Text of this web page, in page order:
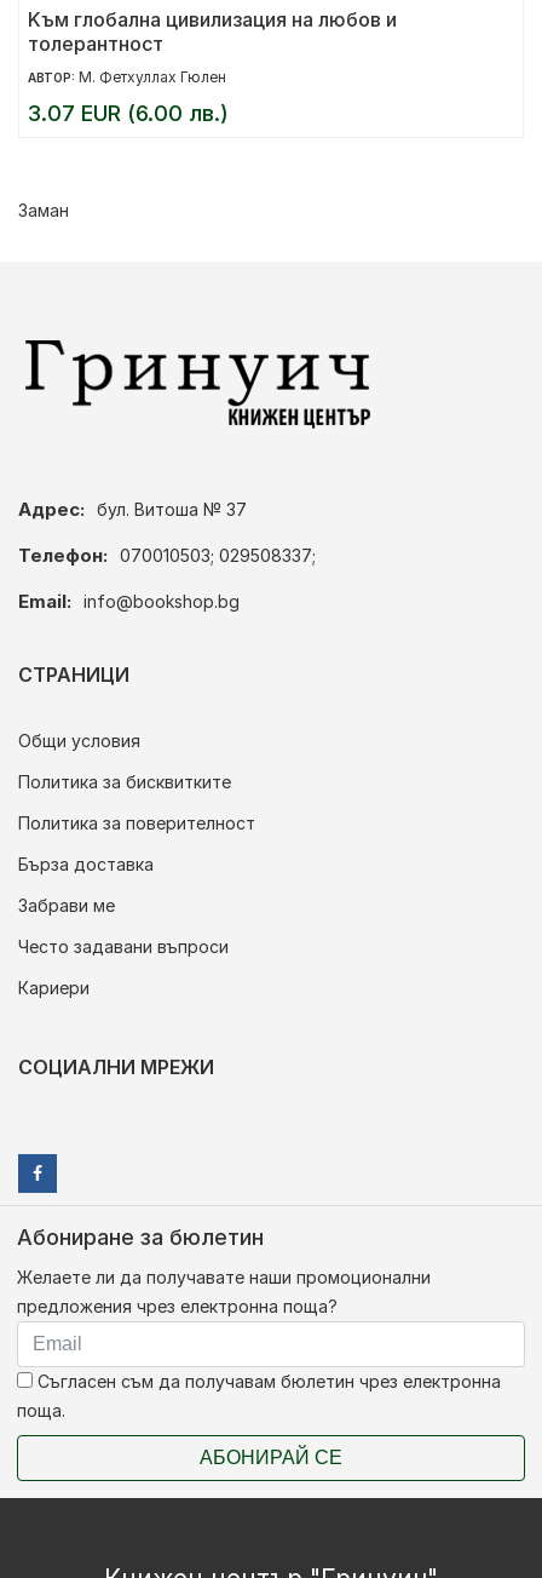
Kъм глобална цивилизация на любов и
толерантност
АВТОР: М. Фетхуллах Гюлен
3.07 EUR (6.00 лв.)
Заман
Адрес: бул. Витоша № 37
Телефон: 070010503; 029508337;
Email: info@bookshop.bg
СТРАНИЦИ
Общи условия
Политика за бисквитките
Политика за поверителност
Бърза доставка
Забрави ме
Често задавани въпроси
Кариери
СОЦИАЛНИ МРЕЖИ
Абониране за бюлетин
Желаете ли да получавате наши промоционални
предложения чрез електронна поща?
Съгласен съм да получавам бюлетин чрез електронна
поща.
АБОНИРАЙ СЕ